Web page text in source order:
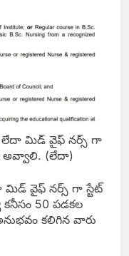
లేదా మిడ్ వైఫ్ నర్స్ గా
అవ్వాలి. (లేదా)
మిడ్ వైఫ్ నర్స్ గా స్టేట్
కనీసం 50 పడకల
కలిగిన వారు